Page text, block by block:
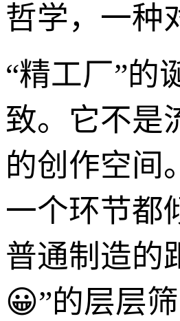
哲学，一种
“精工厂”的
致。它不是
的创作空间
一个环节都
普通制造的
😀”的层层